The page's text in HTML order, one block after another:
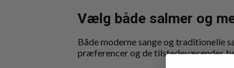
Vælg både salmer og
Både moderne sange og traditionelle
præferencer og de tilstedeværendes